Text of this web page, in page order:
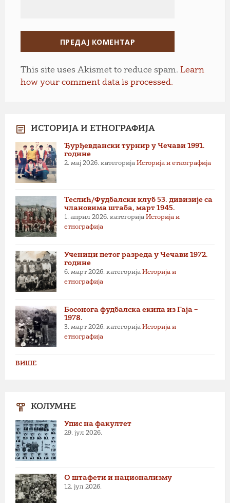
This site uses Akismet to reduce spam. Learn
how your comment data is processed.
ИСТОРИЈА И ЕТНОГРАФИЈА
Ђурђевдански турнир у Чечави 1991.
године
2. мај 2026. категорија Историја и етнографија
Теслић/Фудбалски клуб 53. дивизије са
члановима штаба, март 1945.
1. април 2026. категорија Историја и
етнографија
Ученици петог разреда у Чечави 1972.
године
6. март 2026. категорија Историја и
етнографија
Босонога фудбалска екипа из Гаја –
1978.
3. март 2026. категорија Историја и
етнографија
ВИШЕ
КОЛУМНЕ
Упис на факултет
29. јул 2026.
О штафети и национализму
12. јул 2026.